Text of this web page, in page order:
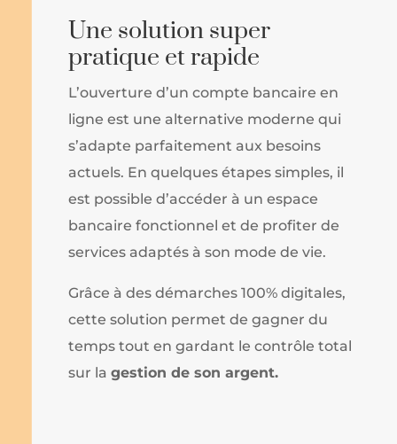
Une solution super
pratique et rapide
L’ouverture d’un compte bancaire en
ligne est une alternative moderne qui
s’adapte parfaitement aux besoins
actuels. En quelques étapes simples, il
est possible d’accéder à un espace
bancaire fonctionnel et de profiter de
services adaptés à son mode de vie.
Grâce à des démarches 100% digitales,
cette solution permet de gagner du
temps tout en gardant le contrôle total
sur lagestion de son argent.